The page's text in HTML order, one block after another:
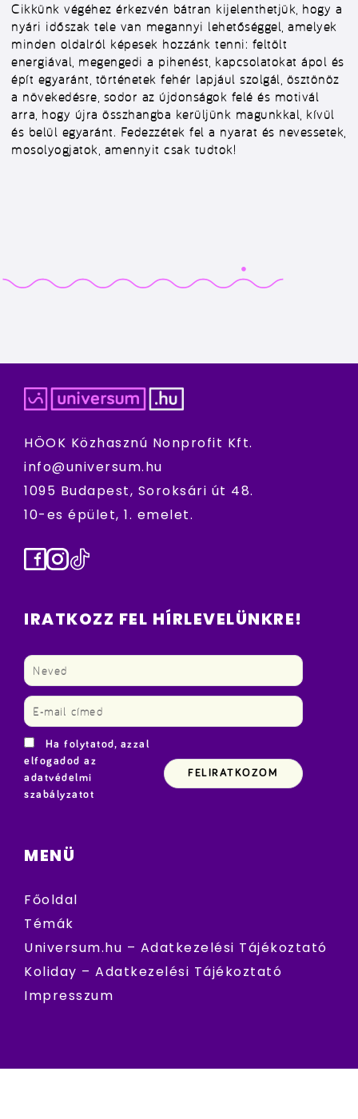
Cikkünk végéhez érkezvén bátran kijelenthetjük, hogy a
nyári időszak tele van megannyi lehetőséggel, amelyek
minden oldalról képesek hozzánk tenni: feltölt
energiával, megengedi a pihenést, kapcsolatokat ápol és
épít egyaránt, történetek fehér lapjául szolgál, ösztönöz
a növekedésre, sodor az újdonságok felé és motivál
arra, hogy újra összhangba kerüljünk magunkkal, kívül
és belül egyaránt. Fedezzétek fel a nyarat és nevessetek,
mosolyogjatok, amennyit csak tudtok!
HÖOK Közhasznú Nonprofit Kft.
info@universum.hu
1095 Budapest, Soroksári út 48.
10-es épület, 1. emelet.
Facebook
Instagram
TikTok
IRATKOZZ FEL HÍRLEVELÜNKRE!
Ha folytatod, azzal
elfogadod az
adatvédelmi
szabályzatot
MENÜ
Főoldal
Témák
Universum.hu – Adatkezelési Tájékoztató
Koliday – Adatkezelési Tájékoztató
Impresszum